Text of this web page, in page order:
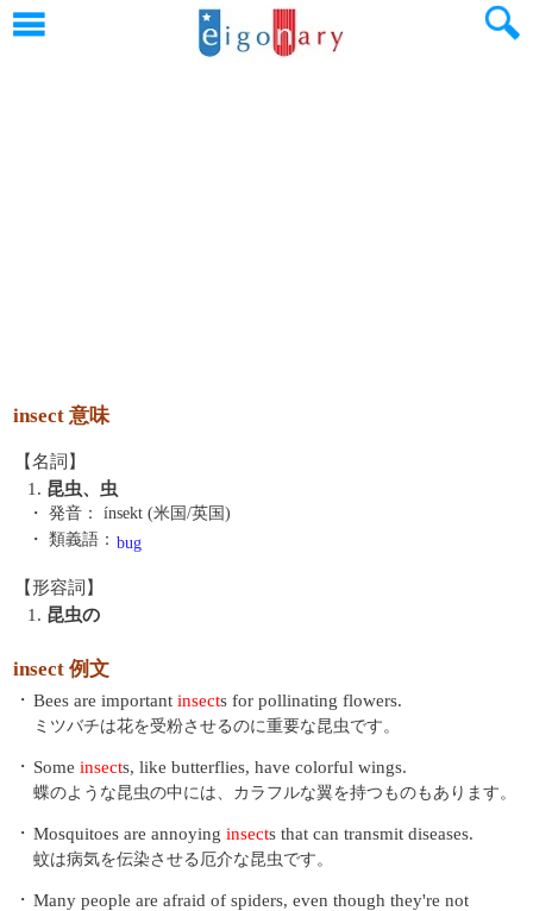
insect 意味
【名詞】
1. 昆虫、虫
・ 発音：
ínsekt (米国/英国)
・ 類義語： bug
【形容詞】
1. 昆虫の
insect 例文
・ Bees are important insects for pollinating flowers.
ミツバチは花を受粉させるのに重要な昆虫です。
・ Some insects, like butterflies, have colorful wings.
蝶のような昆虫の中には、カラフルな翼を持つものもあります。
・ Mosquitoes are annoying insects that can transmit diseases.
蚊は病気を伝染させる厄介な昆虫です。
・ Many people are afraid of spiders, even though they're not